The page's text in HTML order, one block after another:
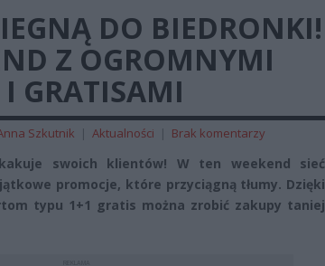
DO BIEDRONKI!
Z OGROMNYMI
GRATISAMI
Szkutnik | Aktualności | Brak komentarzy
swoich klientów! W ten weekend sieć
promocje, które przyciągną tłumy. Dzięki
typu 1+1 gratis można zrobić zakupy taniej